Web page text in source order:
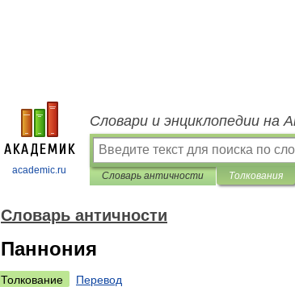
academic.ru
Словари и энциклопедии на
Словарь античности Толкования
Словарь античности
Паннония
Толкование
Перевод